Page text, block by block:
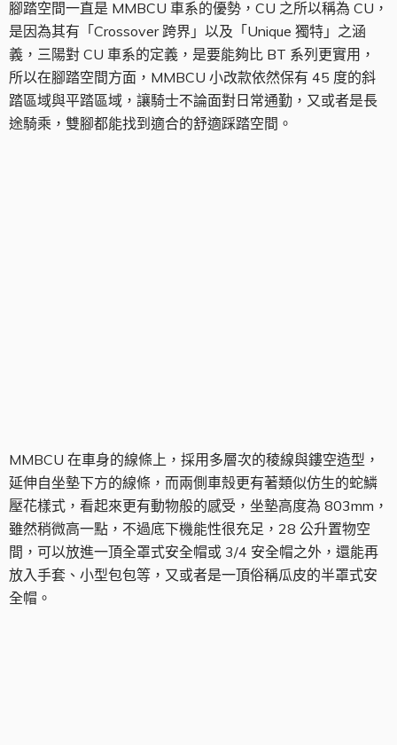
腳踏空間一直是 MMBCU 車系的優勢，CU 之所以稱為 CU，
是因為其有「Crossover 跨界」以及「Unique 獨特」之涵
義，三陽對 CU 車系的定義，是要能夠比 BT 系列更實用，
所以在腳踏空間方面，MMBCU 小改款依然保有 45 度的斜
踏區域與平踏區域，讓騎士不論面對日常通勤，又或者是長
途騎乘，雙腳都能找到適合的舒適踩踏空間。
MMBCU 在車身的線條上，採用多層次的稜線與鏤空造型，
延伸自坐墊下方的線條，而兩側車殼更有著類似仿生的蛇鱗
壓花樣式，看起來更有動物般的感受，坐墊高度為 803mm，
雖然稍微高一點，不過底下機能性很充足，28 公升置物空
間，可以放進一頂全罩式安全帽或 3/4 安全帽之外，還能再
放入手套、小型包包等，又或者是一頂俗稱瓜皮的半罩式安
全帽。